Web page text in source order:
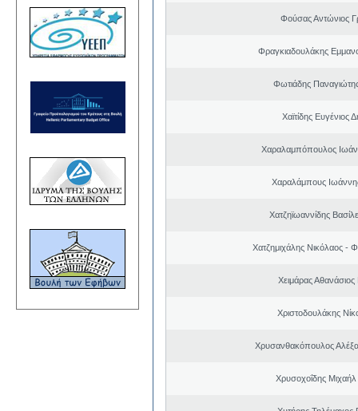
Φούσας Αντώνιος
Φραγκιαδουλάκης
Φωτιάδης
Χαϊτίδης Ευγένιος
Χαραλαμπόπουλος
Χαραλάμπους
Χατζηϊωαννίδης
Χατζημιχάλης Νικόλαος -
Χειμάρας
Χριστοδουλάκης
Χρυσανθακόπουλος
Χρυσοχοΐδης Μιχαήλ